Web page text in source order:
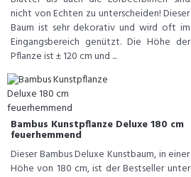
nicht von Echten zu unterscheiden! Dieser
Baum ist sehr dekorativ und wird oft im
Eingangsbereich genützt. Die Höhe der
Pflanze ist ± 120 cm und ...
Bambus Kunstpflanze Deluxe 180 cm
feuerhemmend
Dieser Bambus Deluxe Kunstbaum, in einer
Höhe von 180 cm, ist der Bestseller unter